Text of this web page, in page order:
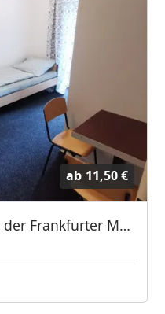
ab 11,50 €
Monteurwohnungen an der Frankfurter Messe / Hauptbahnhof